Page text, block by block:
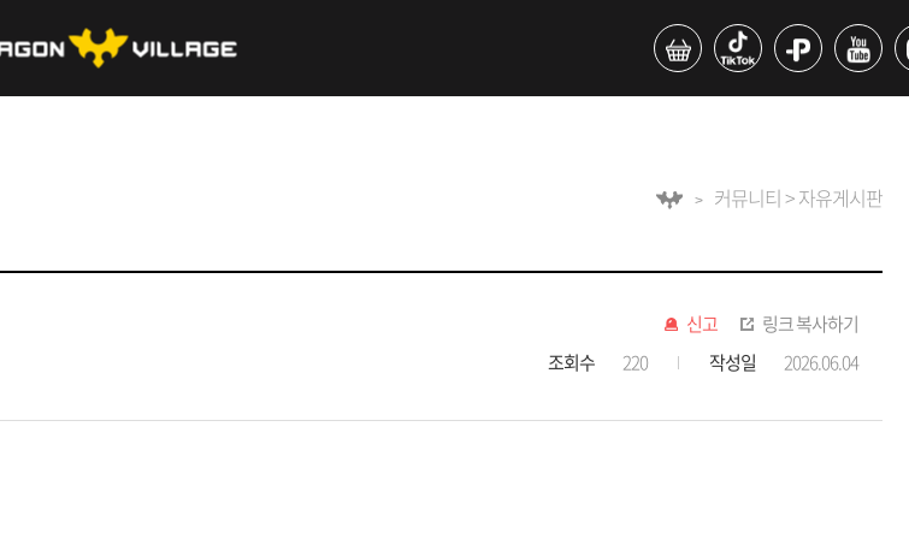
커뮤니티 > 자유게시판
신고
링크 복사하기
조회수
220 작성일 2026.06.04